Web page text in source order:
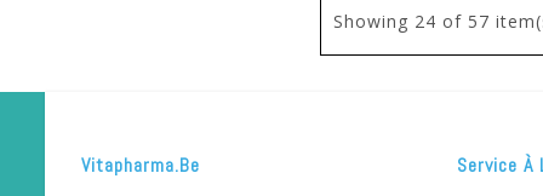
Showing 24 of 57
Vitapharma.be Service À